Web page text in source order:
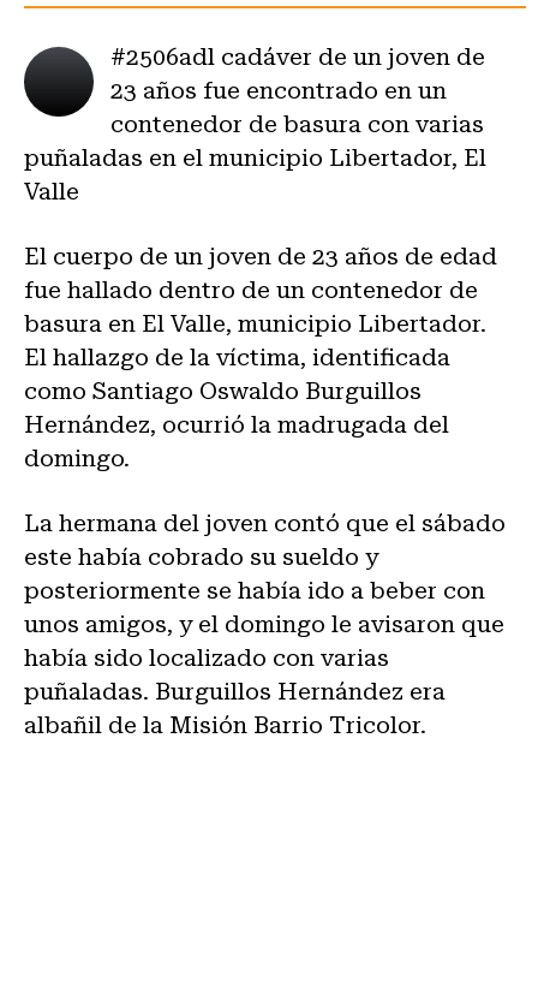
#2506adl cadáver de un joven de
23 años fue encontrado en un
contenedor de basura con varias
puñaladas en el municipio Libertador, El
Valle
El cuerpo de un joven de 23 años de edad
fue hallado dentro de un contenedor de
basura en El Valle, municipio Libertador.
El hallazgo de la víctima, identificada
como Santiago Oswaldo Burguillos
Hernández, ocurrió la madrugada del
domingo.
La hermana del joven contó que el sábado
este había cobrado su sueldo y
posteriormente se había ido a beber con
unos amigos, y el domingo le avisaron que
había sido localizado con varias
puñaladas. Burguillos Hernández era
albañil de la Misión Barrio Tricolor.